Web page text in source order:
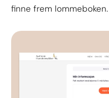
finne frem lommeboken.